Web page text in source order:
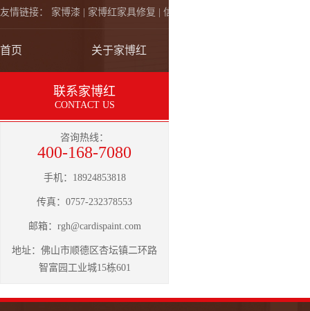
友情链接： 家博漆 | 家博红家具修复 | 信一植富油墨
首页 关于家博红
联系家博红
CONTACT US
咨询热线：
400-168-7080
手机：18924853818
传真：0757-232378553
邮箱： rgh@cardispaint.com
地址：佛山市顺德区杏坛镇二环路
智富园工业城15栋601